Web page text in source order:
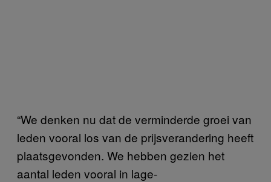
“We denken nu dat de verminderde groei van
leden vooral los van de prijsverandering heeft
plaatsgevonden. We hebben gezien het
aantal leden vooral in lage-